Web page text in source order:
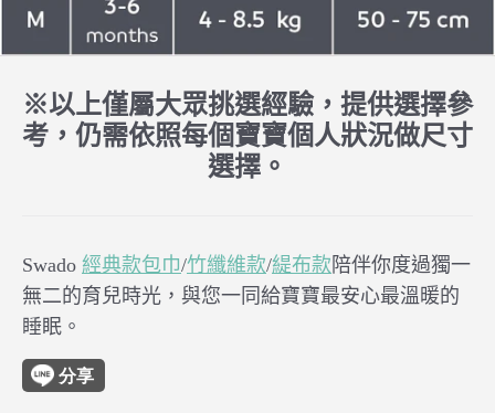
※以上僅屬大眾挑選經驗，提供選擇參
考，仍需依照每個寶寶個人狀況做尺寸
選擇。
Swado 經典款包巾/竹纖維款/緹布款 陪伴你度過獨一
無二的育兒時光，與您一同給寶寶最安心最溫暖的
睡眠。